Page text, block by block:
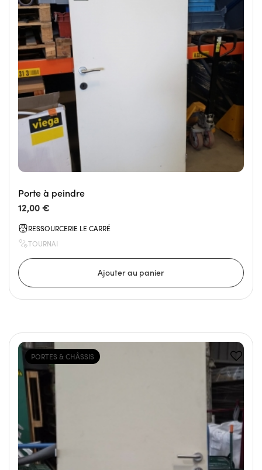
Porte à peindre
12,00 €
RESSOURCERIE LE CARRÉ
TOURNAI
PORTES & CHÂSSIS